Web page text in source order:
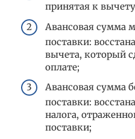
принятая к
Авансовая сумма
поставки:
вычета, который
оплате;
Авансовая сумма
поставки:
налога,
поставки;